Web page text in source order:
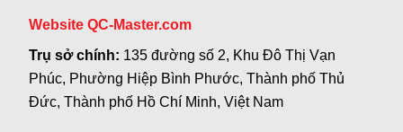
Website QC-Master.com
Trụ sở chính: 135 đường số 2, Khu Đô Thị Vạn
Phúc, Phường Hiệp Bình Phước, Thành phố Thủ
Đức, Thành phố Hồ Chí Minh, Việt Nam